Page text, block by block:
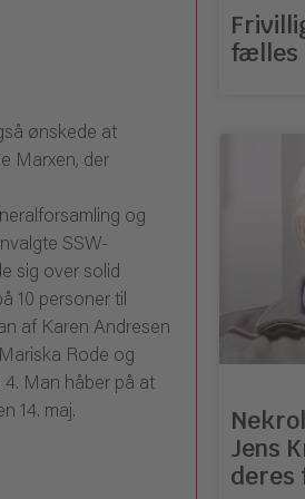
ønskede at
Marxen, der
og
SSW-
sig over solid
10 personer til
af Karen Andresen
Rode og
4. Man håber på at
14. maj.
fælles
Jens
deres